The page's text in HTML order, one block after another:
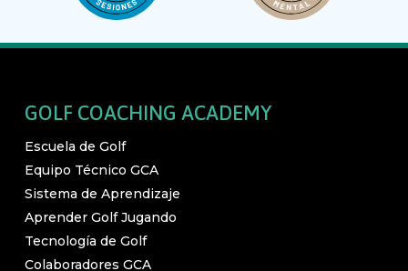
GOLF COACHING ACADEMY
Escuela de Golf
Equipo Técnico GCA
Sistema de Aprendizaje
Aprender Golf Jugando
Tecnología de Golf
Colaboradores GCA